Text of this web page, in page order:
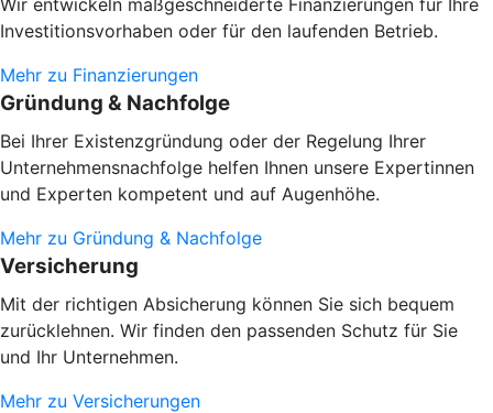
Wir entwickeln maßgeschneiderte Finanzierungen für Ihre
Investitionsvorhaben oder für den laufenden Betrieb.
Mehr zu Finanzierungen
Gründung & Nachfolge
Bei Ihrer Existenzgründung oder der Regelung Ihrer
Unternehmensnachfolge helfen Ihnen unsere Expertinnen
und Experten kompetent und auf Augenhöhe.
Mehr zu Gründung & Nachfolge
Versicherung
Mit der richtigen Absicherung können Sie sich bequem
zurücklehnen. Wir finden den passenden Schutz für Sie
und Ihr Unternehmen.
Mehr zu Versicherungen